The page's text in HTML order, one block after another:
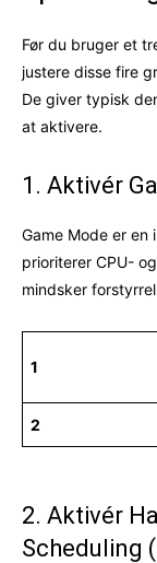
Før du bruger et
justere disse fire
De giver typisk
at aktivere.
1. Aktivér
Game Mode er
prioriterer CPU-
mindsker
1
2
2. Aktivér
Scheduling